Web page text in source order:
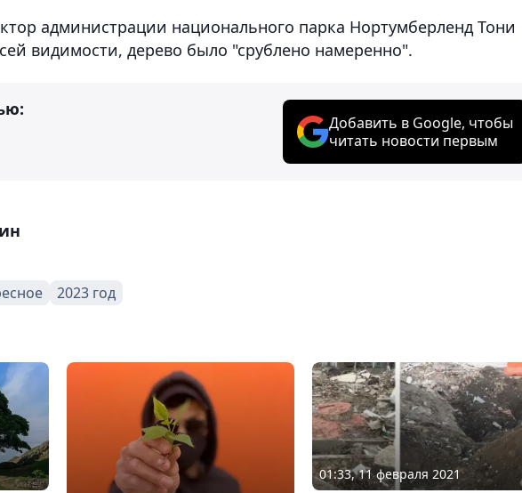
администрации национального парка Нортумберленд Тони
видимости, дерево было "срублено намеренно".
Добавить в Google, чтобы
читать новости первым
2023 год
01:33, 11 февраля 2021